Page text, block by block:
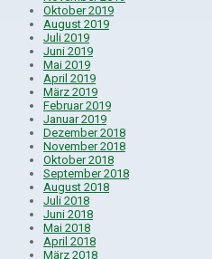
Oktober 2019
August 2019
Juli 2019
Juni 2019
Mai 2019
April 2019
März 2019
Februar 2019
Januar 2019
Dezember 2018
November 2018
Oktober 2018
September 2018
August 2018
Juli 2018
Juni 2018
Mai 2018
April 2018
März 2018